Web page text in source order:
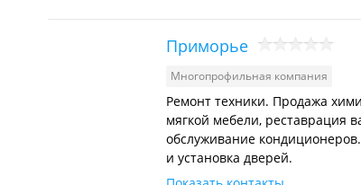
Приморье
Многопрофильная компания
Ремонт техники. Продажа
мягкой мебели, реставрация
обслуживание
и установка дверей.